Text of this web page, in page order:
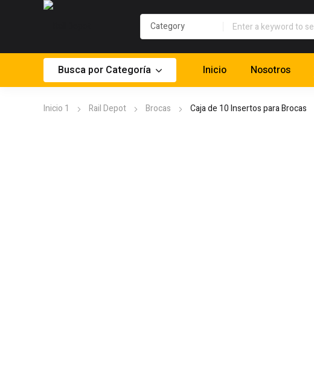
Busca por Categoría Inicio Nosotros
Inicio 1 Rail Depot Brocas Caja de 10 Insertos para Brocas